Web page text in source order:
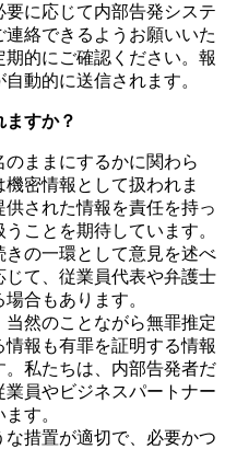
に応じて内部告発システ
絡できるようお願いいた
的にご確認ください。報
動的に送信されます。
すか？
ままにするかに関わら
密情報として扱われま
された情報を責任を持っ
ことを期待しています。
の一環として意見を述べ
て、従業員代表や弁護士
合もあります。
然のことながら無罪推定
報も有罪を証明する情報
。私たちは、内部告発者だ
員やビジネスパートナー
す。
措置が適切で、必要かつ